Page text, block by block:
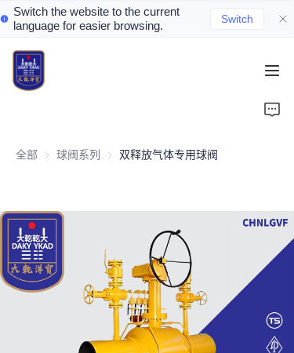
Switch the website to the current
language for easier browsing.
Switch
全部 球阀系列 球阀系列
双释放气体专用球阀
Home
Valve Products
Valve News
Contact Us